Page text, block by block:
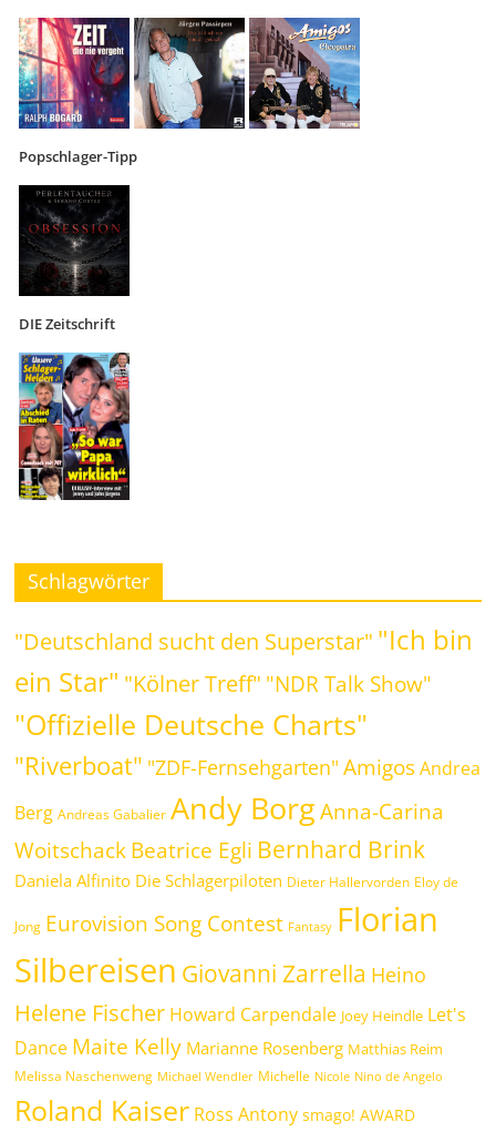
Popschlager-Tipp
DIE Zeitschrift
Schlagwörter
"Deutschland sucht den Superstar" "Ich bin
ein Star" "Kölner Treff" "NDR Talk Show"
"Offizielle Deutsche Charts"
"Riverboat" "ZDF-Fernsehgarten" Amigos Andrea
Berg Andreas Gabalier Andy Borg Anna-Carina
WoitschackBeatrice Egli Bernhard Brink
Daniela Alfinito Die Schlagerpiloten Dieter Hallervorden Eloy de
Jong Eurovision Song Contest Fantasy Florian
Silbereisen Giovanni Zarrella Heino
Helene Fischer Howard Carpendale Joey Heindle Let's
Dance Maite Kelly Marianne Rosenberg Matthias Reim
Melissa Naschenweng Michael Wendler Michelle Nicole Nino de Angelo
Roland Kaiser Ross Antony smago! AWARD